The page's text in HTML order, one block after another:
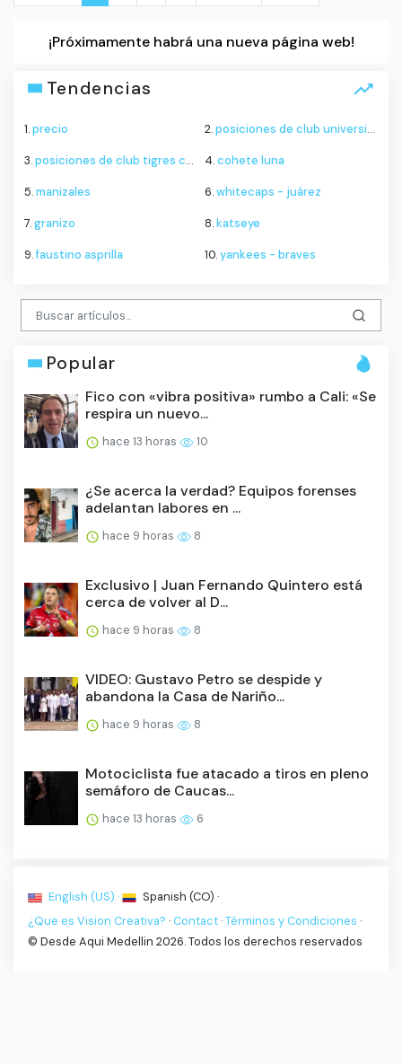
¡Próximamente habrá una nueva página web!
Tendencias
1.precio 2.posiciones de club universitario de deportes contra sporting cristal
3.posiciones de club tigres contra minnesota united 4.cohete luna
5.manizales 6.whitecaps - juárez
7.granizo 8.katseye
9.faustino asprilla 10.yankees - braves
Popular
Fico con «vibra positiva» rumbo a Cali: «Se
respira un nuevo...
hace 13 horas 10
¿Se acerca la verdad? Equipos forenses
adelantan labores en ...
hace 9 horas 8
Exclusivo | Juan Fernando Quintero está
cerca de volver al D...
hace 9 horas 8
VIDEO: Gustavo Petro se despide y
abandona la Casa de Nariño...
hace 9 horas 8
Motociclista fue atacado a tiros en pleno
semáforo de Caucas...
hace 13 horas 6
English (US) ·
Spanish (CO) ·
¿Que es Vision Creativa? · Contact ·Términos y Condiciones ·
© Desde Aqui Medellin 2026. Todos los derechos reservados